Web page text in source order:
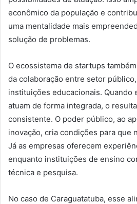
econômico da população e
uma mentalidade mais
solução de problemas.
O ecossistema de startups
da colaboração entre setor
instituições educacionais. Quando
atuam de forma integrada, o
consistente. O poder público, ao
inovação, cria condições para que
Já as empresas oferecem
enquanto instituições de ensino
técnica e pesquisa.
No caso de Caraguatatuba, esse